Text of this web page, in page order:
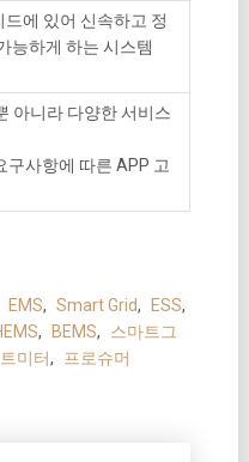
에 있어 신속하고 정
능하게 하는 시스템
아니라 다양한 서비스
구사항에 따른 APP 고
EMS, Smart Grid, ESS,
, BEMS,
스마트그
미터, 프로슈머